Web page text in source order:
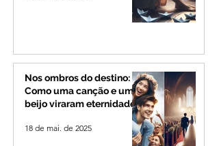
Nos ombros do destino:
Como uma canção e um
beijo viraram eternidade
18 de mai. de 2025